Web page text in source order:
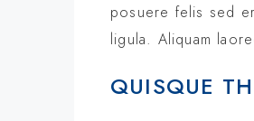
posuere felis sed
ligula. Aliquam
QUISQUE